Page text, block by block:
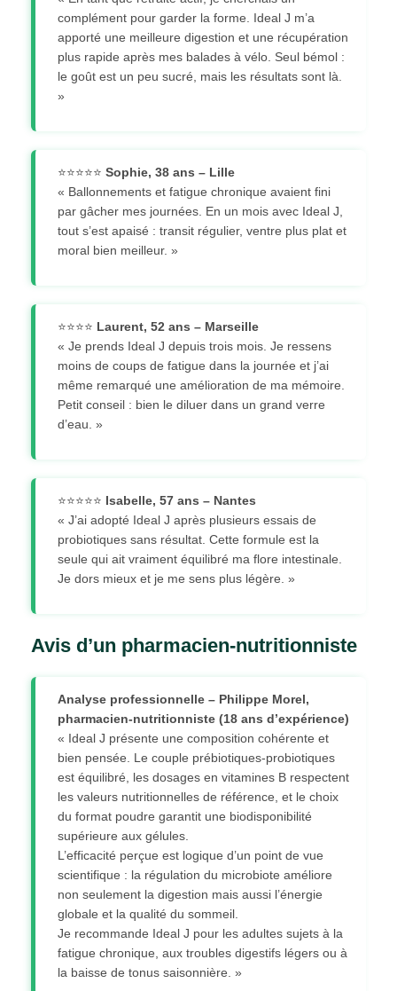
complément pour garder la forme. Ideal J m’a
apporté une meilleure digestion et une récupération
plus rapide après mes balades à vélo. Seul bémol :
le goût est un peu sucré, mais les résultats sont là.
»
⭐⭐⭐⭐⭐ Sophie, 38 ans – Lille
« Ballonnements et fatigue chronique avaient fini
par gâcher mes journées. En un mois avec Ideal J,
tout s’est apaisé : transit régulier, ventre plus plat et
moral bien meilleur. »
⭐⭐⭐⭐ Laurent, 52 ans – Marseille
« Je prends Ideal J depuis trois mois. Je ressens
moins de coups de fatigue dans la journée et j’ai
même remarqué une amélioration de ma mémoire.
Petit conseil : bien le diluer dans un grand verre
d’eau. »
⭐⭐⭐⭐⭐ Isabelle, 57 ans – Nantes
« J’ai adopté Ideal J après plusieurs essais de
probiotiques sans résultat. Cette formule est la
seule qui ait vraiment équilibré ma flore intestinale.
Je dors mieux et je me sens plus légère. »
Avis d’un pharmacien-nutritionniste
Analyse professionnelle – Philippe Morel,
pharmacien-nutritionniste (18 ans d’expérience)
« Ideal J présente une composition cohérente et
bien pensée. Le couple prébiotiques-probiotiques
est équilibré, les dosages en vitamines B respectent
les valeurs nutritionnelles de référence, et le choix
du format poudre garantit une biodisponibilité
supérieure aux gélules.
L’efficacité perçue est logique d’un point de vue
scientifique : la régulation du microbiote améliore
non seulement la digestion mais aussi l’énergie
globale et la qualité du sommeil.
Je recommande Ideal J pour les adultes sujets à la
fatigue chronique, aux troubles digestifs légers ou à
la baisse de tonus saisonnière. »